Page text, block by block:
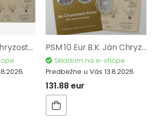
PSM 10 Eur Jan Chryzostom Korec 100. výročí narození + Pamětní list 2024 12216 PSM 10 Eur B.K. Ján Chryzostom Korec 100. výročí narození + Pamětní list 2024 12217
Skladom na e-shope
Predbežne u Vás 13.8.2026
131.88 eur